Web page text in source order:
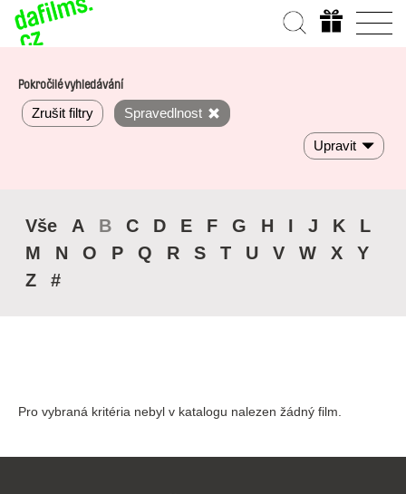
Pokročilé vyhledávání
Zrušit filtry Spravedlnost
Upravit
Vše A B C D E F G H I J K
L
M
N O P Q R S T U V W X
Y
Z
#
Pro vybraná kritéria nebyl v katalogu nalezen žádný film.